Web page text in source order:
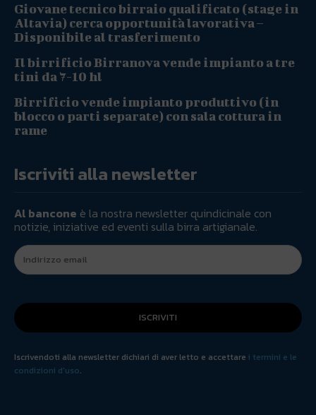
Giovane tecnico birraio qualificato (stage in
Altavia) cerca opportunità lavorativa –
Disponibile al trasferimento
Il birrificio Birranova vende impianto a tre
tini da 7-10 hl
Birrificio vende impianto produttivo (in
blocco o parti separate) con sala cottura in
rame
Iscriviti alla newsletter
Al bancone è la nostra newsletter quindicinale con
notizie, iniziative ed eventi sulla birra artigianale.
ISCRIVITI
Iscrivendoti alla newsletter dichiari di aver letto e accettare i termini e le
condizioni d'uso.